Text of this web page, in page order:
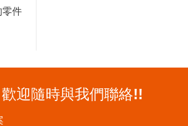
零件
迎隨時與我們聯絡!!